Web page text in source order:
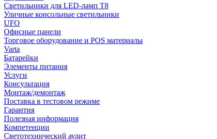
Светильники для LED-ламп T8
Уличные консольные светильники
UFO
Офисные панели
Торговое оборудование и POS материалы
Varta
Батарейки
Элементы питания
Услуги
Консультация
Монтаж/демонтаж
Поставка в тестовом режиме
Гарантия
Полезная информация
Компетенции
Светотехнический аудит